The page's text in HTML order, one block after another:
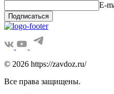
E-
Подписаться
© 2026 https://zavdoz.ru/
Все права защищены.